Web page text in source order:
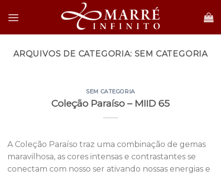
ARQUIVOS DE CATEGORIA: SEM CATEGORIA
SEM CATEGORIA
Coleção Paraíso – MIID 65
A Coleção Paraíso traz uma combinação de gemas
maravilhosa, as cores intensas e contrastantes se
conectam com nosso ser ativando nossas energias e